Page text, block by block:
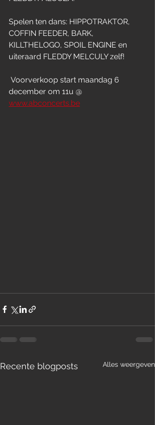
Spelen ten dans: HIPPOTRAKTOR,
COFFIN FEEDER, BARK,
KILLTHELOGO, SPOIL ENGINE en
uiteraard FLEDDY MELCULY zelf!
december om 11u @
www.abconcerts.be
Recente blogposts Alles weergeven